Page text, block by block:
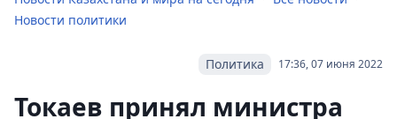
Новости политики
17:36, 07 июня 2022
Политика
Токаев принял министра